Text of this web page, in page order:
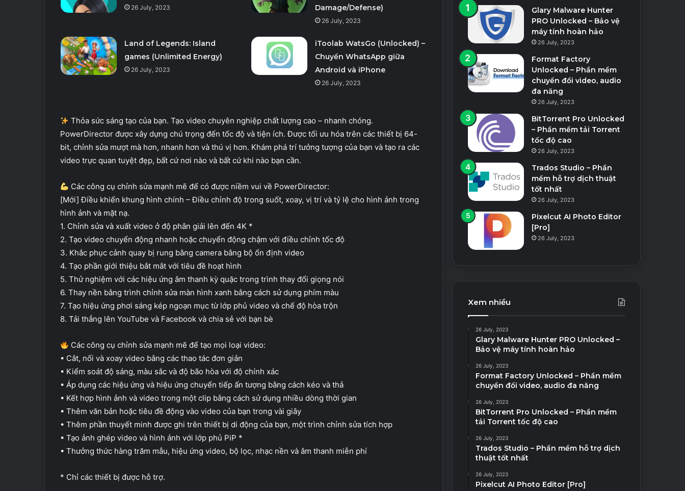
26 July, 2023
Damage/Defense)
26 July, 2023
Land of Legends: Island
games (Unlimited Energy)
26 July, 2023
iToolab WatsGo (Unlocked) –
Chuyển WhatsApp giữa
Android và iPhone
26 July, 2023
Thỏa sức sáng tạo của bạn. Tạo video chuyên nghiệp chất lượng cao – nhanh chóng.
PowerDirector được xây dựng chú trọng đến tốc độ và tiện ích. Được tối ưu hóa trên các thiết bị 64-
bit, chỉnh sửa mượt mà hơn, nhanh hơn và thú vị hơn. Khám phá trí tưởng tượng của bạn và tạo ra các
video trực quan tuyệt đẹp, bất cứ nơi nào và bất cứ khi nào bạn cần.
Các công cụ chỉnh sửa mạnh mẽ để có được niềm vui về PowerDirector:
[Mới] Điều khiển khung hình chính – Điều chỉnh độ trong suốt, xoay, vị trí và tỷ lệ cho hình ảnh trong
hình ảnh và mặt nạ.
1. Chỉnh sửa và xuất video ở độ phân giải lên đến 4K *
2. Tạo video chuyển động nhanh hoặc chuyển động chậm với điều chỉnh tốc độ
3. Khắc phục cảnh quay bị rung bằng camera bằng bộ ổn định video
4. Tạo phần giới thiệu bắt mắt với tiêu đề hoạt hình
5. Thử nghiệm với các hiệu ứng âm thanh kỳ quặc trong trình thay đổi giọng nói
6. Thay nền bằng trình chỉnh sửa màn hình xanh bằng cách sử dụng phím màu
7. Tạo hiệu ứng phơi sáng kép ngoạn mục từ lớp phủ video và chế độ hòa trộn
8. Tải thẳng lên YouTube và Facebook và chia sẻ với bạn bè
Các công cụ chỉnh sửa mạnh mẽ để tạo mọi loại video:
• Cắt, nối và xoay video bằng các thao tác đơn giản
• Kiểm soát độ sáng, màu sắc và độ bão hòa với độ chính xác
• Áp dụng các hiệu ứng và hiệu ứng chuyển tiếp ấn tượng bằng cách kéo và thả
• Kết hợp hình ảnh và video trong một clip bằng cách sử dụng nhiều dòng thời gian
• Thêm văn bản hoặc tiêu đề động vào video của bạn trong vài giây
• Thêm phần thuyết minh được ghi trên thiết bị di động của bạn, một trình chỉnh sửa tích hợp
• Tạo ảnh ghép video và hình ảnh với lớp phủ PiP *
• Thưởng thức hàng trăm mẫu, hiệu ứng video, bộ lọc, nhạc nền và âm thanh miễn phí
* Chỉ các thiết bị được hỗ trợ.
Glary Malware Hunter
PRO Unlocked – Bảo vệ
máy tính hoàn hảo
26 July, 2023
Format Factory
Unlocked – Phần mềm
chuyển đổi video, audio
đa năng
26 July, 2023
BitTorrent Pro Unlocked
– Phần mềm tải Torrent
tốc độ cao
26 July, 2023
Trados Studio – Phần
mềm hỗ trợ dịch thuật
tốt nhất
26 July, 2023
Pixelcut AI Photo Editor
[Pro]
26 July, 2023
Xem nhiều
26 July, 2023
Glary Malware Hunter PRO Unlocked –
Bảo vệ máy tính hoàn hảo
26 July, 2023
Format Factory Unlocked – Phần mềm
chuyển đổi video, audio đa năng
26 July, 2023
BitTorrent Pro Unlocked – Phần mềm
tải Torrent tốc độ cao
26 July, 2023
Trados Studio – Phần mềm hỗ trợ dịch
thuật tốt nhất
26 July, 2023
Pixelcut AI Photo Editor [Pro]